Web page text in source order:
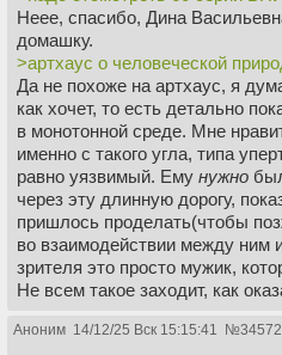
Неее, спасибо, Дина
домашку.
>артхаус о человеческой
Да не похоже на артхаус, я
как хочет, то есть детально
в монотонной среде. Мне
именно с такого угла, типа
равно уязвимый. Ему нужно
через эту длинную дорогу,
пришлось проделать(чтобы
во взаимодействии между ним
зрителя это просто мужик,
Не всем такое заходит, как
Аноним 14/12/25 Вск 15:15:41 №